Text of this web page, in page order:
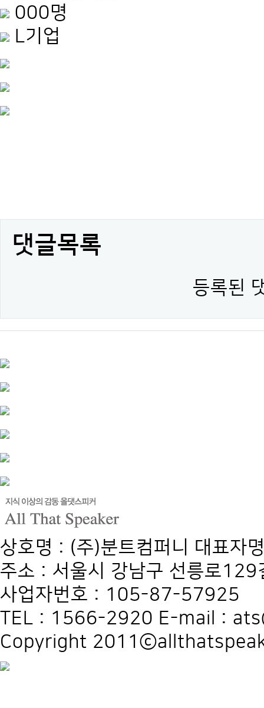
000명
L기업
댓글목록
등록된
상호명 : (주)분트컴퍼니 대표자
주소 : 서울시 강남구 선릉로
사업자번호 : 105-87-57925
TEL : 1566-2920 E-mail :
Copyright